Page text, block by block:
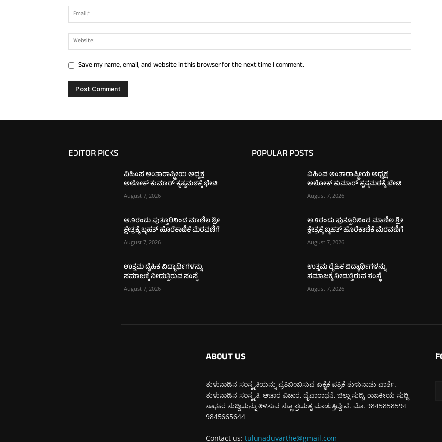
Save my name, email, and website in this browser for the next time I comment.
EDITOR PICKS
ವಿಹಿಂಪ ಅಂತಾರಾಷ್ಟ್ರೀಯ ಅಧ್ಯಕ್ಷ
ಅಲೋಕ್ ಕುಮಾರ್‌ ಕೃಷ್ಣಮಠಕ್ಕೆ ಭೇಟಿ
August 7, 2026
ಆ.9ರಂದು ಪುತ್ತೂರಿನಿಂದ ಮಾಣಿಲ ಶ್ರೀ
ಕ್ಷೇತ್ರಕ್ಕೆ ಬೃಹತ್ ಹೊರೆಕಾಣಿಕೆ ಮೆರವಣಿಗೆ
August 7, 2026
ಉತ್ತಮ ದೈಹಿಕ ವಿದ್ಯಾರ್ಥಿಗಳನ್ನು
ಸಮಾಜಕ್ಕೆ ನೀಡುತ್ತಿರುವ ಸಂಸ್ಥೆ
August 7, 2026
POPULAR POSTS
ವಿಹಿಂಪ ಅಂತಾರಾಷ್ಟ್ರೀಯ ಅಧ್ಯಕ್ಷ
ಅಲೋಕ್ ಕುಮಾರ್‌ ಕೃಷ್ಣಮಠಕ್ಕೆ ಭೇಟಿ
August 7, 2026
ಆ.9ರಂದು ಪುತ್ತೂರಿನಿಂದ ಮಾಣಿಲ ಶ್ರೀ
ಕ್ಷೇತ್ರಕ್ಕೆ ಬೃಹತ್ ಹೊರೆಕಾಣಿಕೆ ಮೆರವಣಿಗೆ
August 7, 2026
ಉತ್ತಮ ದೈಹಿಕ ವಿದ್ಯಾರ್ಥಿಗಳನ್ನು
ಸಮಾಜಕ್ಕೆ ನೀಡುತ್ತಿರುವ ಸಂಸ್ಥೆ
August 7, 2026
ABOUT US
ತುಳುನಾಡಿನ ಸಂಸ್ಕೃತಿಯನ್ನು ಪ್ರತಿಬಿಂಬಿಸುವ ಏಕೈಕ ಪತ್ರಿಕೆ ತುಳುನಾಡು ವಾರ್ತೆ.
ತುಳುನಾಡಿನ ಸಂಸ್ಕೃತಿ, ಆಚಾರ ವಿಚಾರ, ದೈವಾರಾಧನೆ, ಜಿಲ್ಲಾ ಸುದ್ದಿ, ರಾಜಕೀಯ ಸುದ್ದಿ,
ಸಾಧಕರ ಸುದ್ದಿಯನ್ನು ತಿಳಿಸುವ ಸಣ್ಣ ಪ್ರಯತ್ನ ಮಾಡುತ್ತಿದ್ದೇವೆ. ಮೊ: 9845858594
9845665644
Contact us: tulunaduvarthe@gmail.com